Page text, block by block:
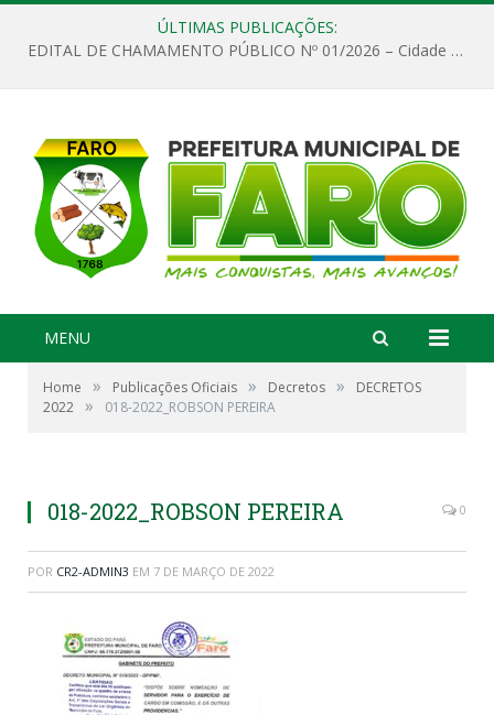
ÚLTIMAS PUBLICAÇÕES:
EDITAL DE CHAMAMENTO PÚBLICO Nº 01/2026 – Cidade de Faro
MENU
Home » Publicações Oficiais » Decretos »
DECRETOS
2022 » 018-2022_ROBSON PEREIRA
018-2022_ROBSON PEREIRA 0
POR CR2-ADMIN3 EM 7 DE MARÇO DE 2022